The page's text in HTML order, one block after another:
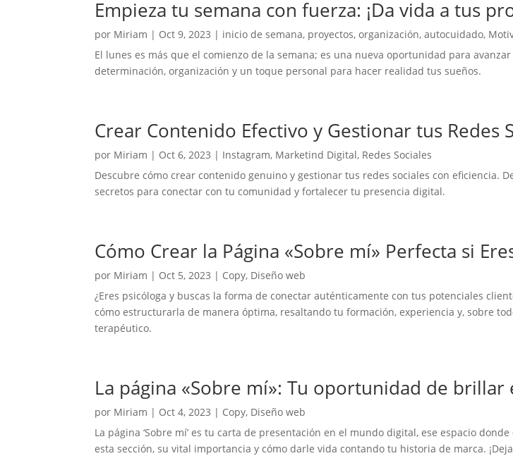
Empieza tu semana con fuerza: ¡Da vida a tus
por Miriam | Oct 9, 2023 | inicio de semana, proyectos, organización, autocuidado,
El lunes es más que el comienzo de la semana; es una nueva oportunidad para
determinación, organización y un toque personal para hacer realidad tus sueños.
Crear Contenido Efectivo y Gestionar tus Redes
por Miriam | Oct 6, 2023 | Instagram, Marketind Digital, Redes Sociales
Descubre cómo crear contenido genuino y gestionar tus redes sociales con eficiencia.
secretos para conectar con tu comunidad y fortalecer tu presencia digital.
Cómo Crear la Página «Sobre mí» Perfecta si
por Miriam | Oct 5, 2023 | Copy, Diseño web
¿Eres psicóloga y buscas la forma de conectar auténticamente con tus potenciales
cómo estructurarla de manera óptima, resaltando tu formación, experiencia y, sobre
terapéutico.
La página «Sobre mí»: Tu oportunidad de brillar
por Miriam | Oct 4, 2023 | Copy, Diseño web
La página ‘Sobre mí’ es tu carta de presentación en el mundo digital, ese espacio
esta sección, su vital importancia y cómo darle vida contando tu historia de marca.